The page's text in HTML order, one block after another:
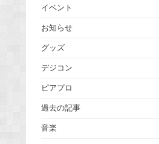
イベント
お知らせ
グッズ
デジコン
ピアプロ
過去の記事
音楽